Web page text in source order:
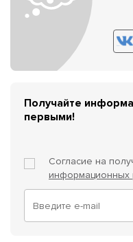
Получайте
первыми!
Согласие на
информационных